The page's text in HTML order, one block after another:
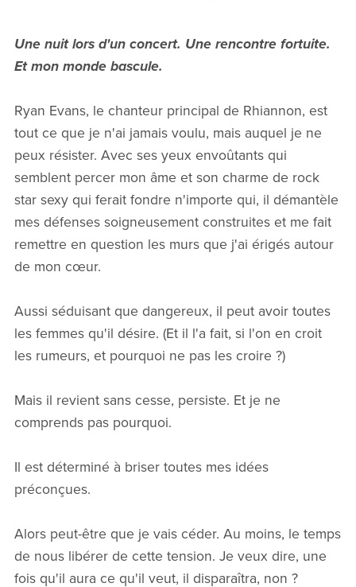
Une nuit lors d'un concert. Une rencontre fortuite.
Et mon monde bascule.
Ryan Evans, le chanteur principal de Rhiannon, est
tout ce que je n'ai jamais voulu, mais auquel je ne
peux résister. Avec ses yeux envoûtants qui
semblent percer mon âme et son charme de rock
star sexy qui ferait fondre n'importe qui, il démantèle
mes défenses soigneusement construites et me fait
remettre en question les murs que j'ai érigés autour
de mon cœur.
Aussi séduisant que dangereux, il peut avoir toutes
les femmes qu'il désire. (Et il l'a fait, si l'on en croit
les rumeurs, et pourquoi ne pas les croire ?)
Mais il revient sans cesse, persiste. Et je ne
comprends pas pourquoi.
Il est déterminé à briser toutes mes idées
préconçues.
Alors peut-être que je vais céder. Au moins, le temps
de nous libérer de cette tension. Je veux dire, une
fois qu'il aura ce qu'il veut, il disparaîtra, non ?